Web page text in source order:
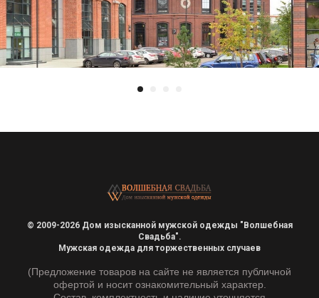
© 2009-2026 Дом изысканной мужской одежды "Волшебная
Свадьба".
Мужская одежда для торжественных случаев
(Предложение товаров на сайте не является публичной
офертой и носит ознакомительный характер.